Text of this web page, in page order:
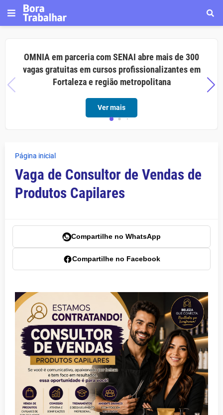
OMNIA em parceria com SENAI abre mais de 300
vagas gratuitas em cursos profissionalizantes em
Fortaleza e região metropolitana
Ver mais
Página inicial
Vaga de Consultor de Vendas de
Produtos Capilares
Compartilhe no WhatsApp
Compartilhe no Facebook